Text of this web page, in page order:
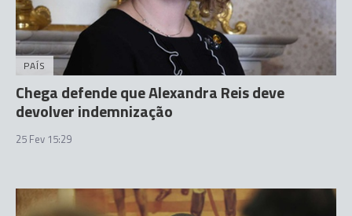
PAÍS
Chega defende que Alexandra Reis deve
devolver indemnização
25 Fev 15:29